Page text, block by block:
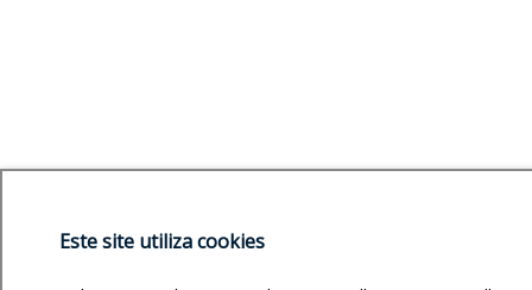
Este site utiliza cookies